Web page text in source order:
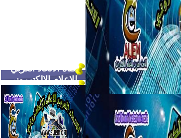
قناة الاتحاد العربي
للاعلام الالكترروني